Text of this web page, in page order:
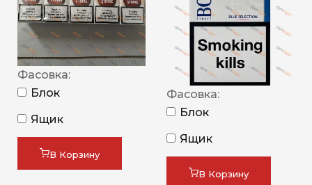
Фасовка:
Блок
Ящик
В Корзину
Фасовка:
Блок
Ящик
В Корзину